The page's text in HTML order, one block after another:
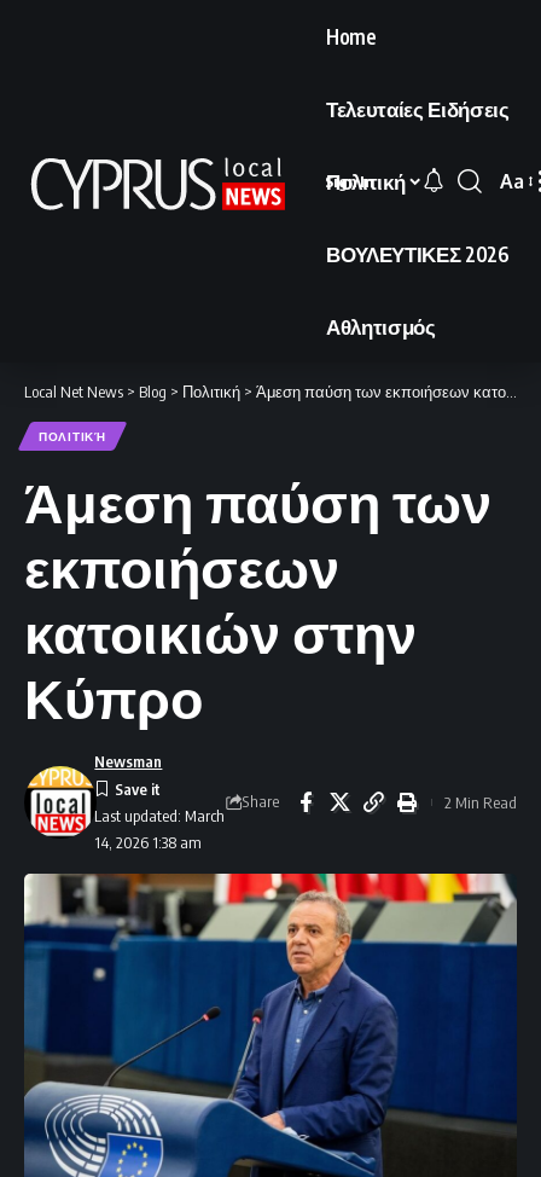
Home
Τελευταίες Ειδήσεις
Πολιτική
ΒΟΥΛΕΥΤΙΚΕΣ 2026
Αθλητισμός
Sign In
Font
Aa
Local Net News > Blog > Πολιτική > Άμεση παύση των εκποιήσεων κατοικιών στην Κύπρο
ΠΟΛΙΤΙΚΉ
Άμεση παύση των
εκποιήσεων
κατοικιών στην
Κύπρο
Last updated: March
14, 2026 1:38 am
Newsman
Share 2 Min Read